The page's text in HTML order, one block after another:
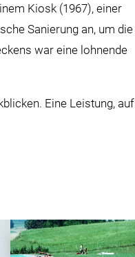
Kiosk (1967), einer
Sanierung an, um die
war eine lohnende
Eine Leistung, auf